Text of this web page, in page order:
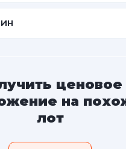
ценовое
на
лот